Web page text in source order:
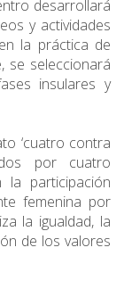
desarrollará
y actividades
la práctica de
se seleccionará
insulares y
‘cuatro contra
por cuatro
la participación
femenina por
la igualdad, la
de los valores